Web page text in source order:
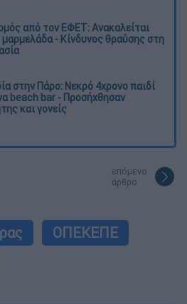
από τον ΕΦΕΤ: Ανακαλείται
- Κίνδυνος θραύσης στη
στην Πάρο: Νεκρό 4χρονο παιδί
beach bar - Προσήχθησαν
και γονείς
επόμενο
άρθρο
ΟΠΕΚΕΠΕ